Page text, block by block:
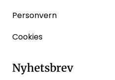
Personvern
Cookies
Nyhetsbrev